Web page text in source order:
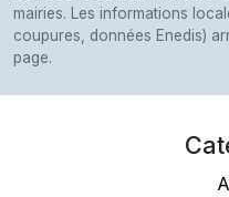
mairies. Les informations
coupures, données Enedis)
page.